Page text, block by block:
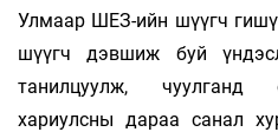
Улмаар ШЕЗ-ийн шүүгч
шүүгч дэвшиж буй
танилцуулж, чуулганд
хариулсны дараа санал